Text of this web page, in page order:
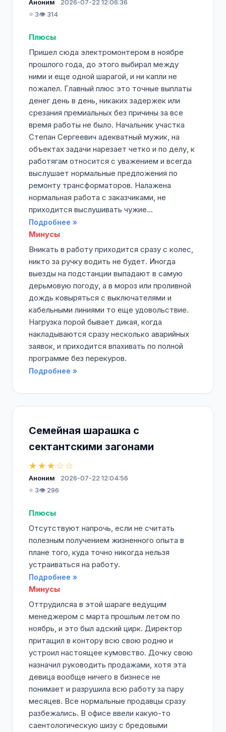
Аноним
2026-07-22 12:06:36
⭐ 3👁️ 314
Плюсы
Пришел сюда электромонтером в ноябре
прошлого года, до этого выбирал между
ними и еще одной шарагой, и ни капли не
пожалел. Главный плюс это точные выплаты
денег день в день, никаких задержек или
срезания премиальных без причины за все
время работы не было. Начальник участка
Степан Сергеевич адекватный мужик, на
объектах задачи нарезает четко и по делу, к
работягам относится с уважением и всегда
выслушает нормальные предложения по
ремонту трансформаторов. Налажена
нормальная работа с заказчиками, не
приходится выслушивать чужие...
Подробнее »
Минусы
Вникать в работу приходится сразу с колес,
никто за ручку водить не будет. Иногда
выезды на подстанции выпадают в самую
дерьмовую погоду, а в мороз или проливной
дождь ковыряться с выключателями и
кабельными линиями то еще удовольствие.
Нагрузка порой бывает дикая, когда
накладываются сразу несколько аварийных
заявок, и приходится впахивать по полной
программе без перекуров.
Подробнее »
Семейная шарашка с
сектантскими загонами
★★★☆☆
Аноним
2026-07-22 12:04:56
⭐ 3👁️ 296
Плюсы
Отсутствуют напрочь, если не считать
полезным получением жизненного опыта в
плане того, куда точно никогда нельзя
устраиваться на работу.
Подробнее »
Минусы
Оттрудилсяа в этой шараге ведущим
менеджером с марта прошлым летом по
ноябрь, и это был адский цирк. Директор
притащил в контору всю свою родню и
устроил настоящее кумовство. Дочку свою
назначил руководить продажами, хотя эта
девица вообще ничего в бизнесе не
понимает и разрушила всю работу за пару
месяцев. Все нормальные продавцы сразу
разбежались. В офисе ввели какую-то
саентологическую шизу с бредовыми